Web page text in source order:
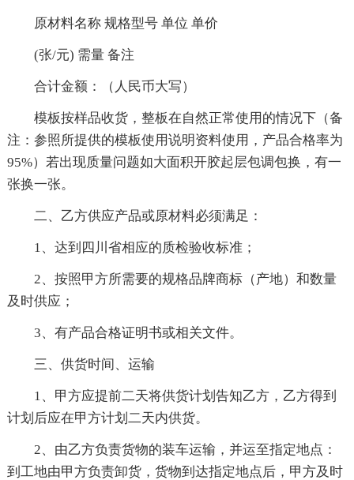
原材料名称 规格型号 单位 单价
(张/元) 需量 备注
合计金额：（人民币大写）
模板按样品收货，整板在自然正常使用的情况下（备
注：参照所提供的模板使用说明资料使用，产品合格率为
95%）若出现质量问题如大面积开胶起层包调包换，有一
张换一张。
二、乙方供应产品或原材料必须满足：
1、达到四川省相应的质检验收标准；
2、按照甲方所需要的规格品牌商标（产地）和数量
及时供应；
3、有产品合格证明书或相关文件。
三、供货时间、运输
1、甲方应提前二天将供货计划告知乙方，乙方得到
计划后应在甲方计划二天内供货。
2、由乙方负责货物的装车运输，并运至指定地点：
到工地由甲方负责卸货，货物到达指定地点后，甲方及时